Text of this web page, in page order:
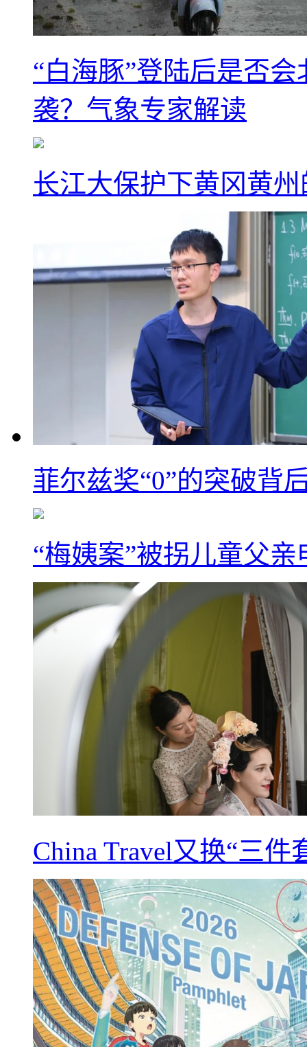
“白海豚”登陆后是否
袭？气象专家解读
长江大保护下黄冈黄
菲尔兹奖“0”的突破背
“梅姨案”被拐儿童父
China Travel又换“三